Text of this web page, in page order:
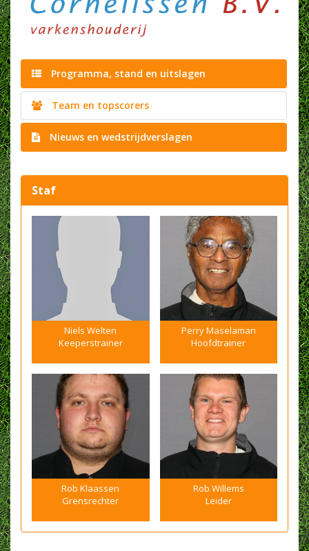
Programma, stand en uitslagen
Team en topscorers
Nieuws en wedstrijdverslagen
Staf
Niels Welten
Keeperstrainer
Perry Maselaman
Hoofdtrainer
Rob Klaassen
Grensrechter
Rob Willems
Leider